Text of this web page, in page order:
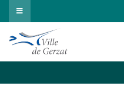
Passer
au
contenu